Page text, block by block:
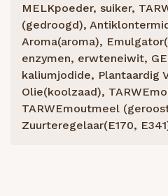
MELKpoeder, suiker,
(gedroogd),
Aroma(aroma),
enzymen, erwteneiwit,
kaliumjodide, Plantaardig
Olie(koolzaad),
TARWEmoutmeel
Zuurteregelaar(E170,